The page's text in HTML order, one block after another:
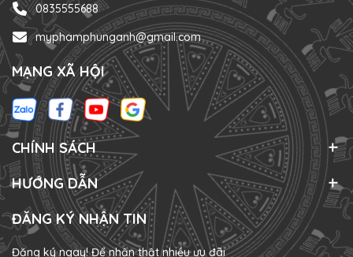
0835555688
myphamphunganh@gmail.com
MẠNG XÃ HỘI
CHÍNH SÁCH
HƯỚNG DẪN
ĐĂNG KÝ NHẬN TIN
Đăng ký ngay! Để nhận thật nhiều ưu đãi